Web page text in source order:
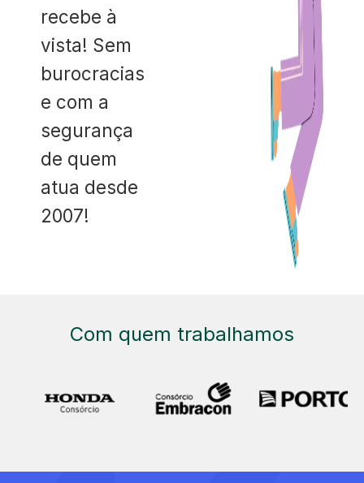
recebe à
vista! Sem
burocracias
e com a
segurança
de quem
atua desde
2007!
Com quem trabalhamos